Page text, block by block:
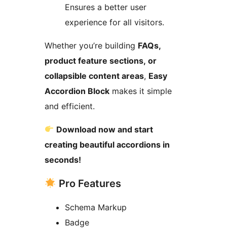
Ensures a better user
experience for all visitors.
Whether you’re building FAQs,
product feature sections, or
collapsible content areas, Easy
Accordion Block makes it simple
and efficient.
Download now and start
creating beautiful accordions in
seconds!
Pro Features
Schema Markup
Badge